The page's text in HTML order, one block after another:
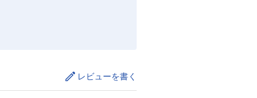
レビューを書く